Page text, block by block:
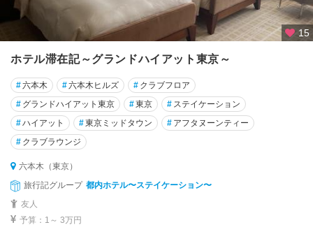
15
ホテル滞在記～グランドハイアット東京～
#六本木 #六本木ヒルズ # クラブフロア
# グランドハイアット東京 #東京 # ステイケーション
#ハイアット #東京ミッドタウン # アフタヌーンティー
# クラブラウンジ
六本木（東京）
旅行記グループ 都内ホテル〜ステイケーション〜
友人
予算：1～ 3万円